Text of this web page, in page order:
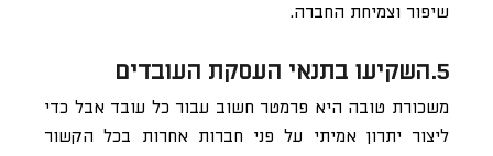
שיפור וצמיחת החברה.
5.השקיעו בתנאי העסקת העובדים
משכורת טובה היא פרמטר חשוב עבור כל עובד אבל כדי
ליצור יתרון אמיתי על פני חברות אחרות בכל הקשור